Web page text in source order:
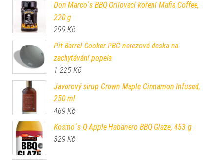
Don Marco´s BBQ Grilovací koření Mafia Coffee,
220 g
299 Kč
Pit Barrel Cooker PBC nerezová deska na
zachytávání popela
1 225 Kč
Javorový sirup Crown Maple Cinnamon Infused,
250 ml
469 Kč
Kosmo´s Q Apple Habanero BBQ Glaze, 453 g
329 Kč